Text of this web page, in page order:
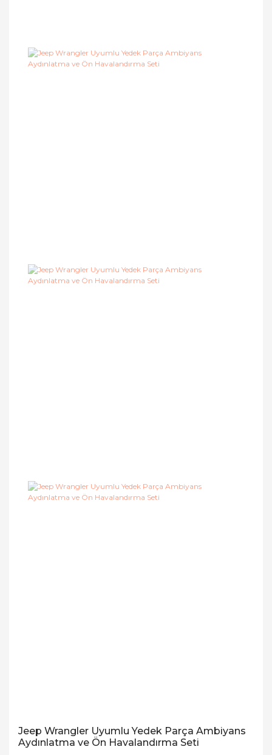
Jeep Wrangler Uyumlu Yedek Parça Ambiyans
Aydınlatma ve Ön Havalandırma Seti